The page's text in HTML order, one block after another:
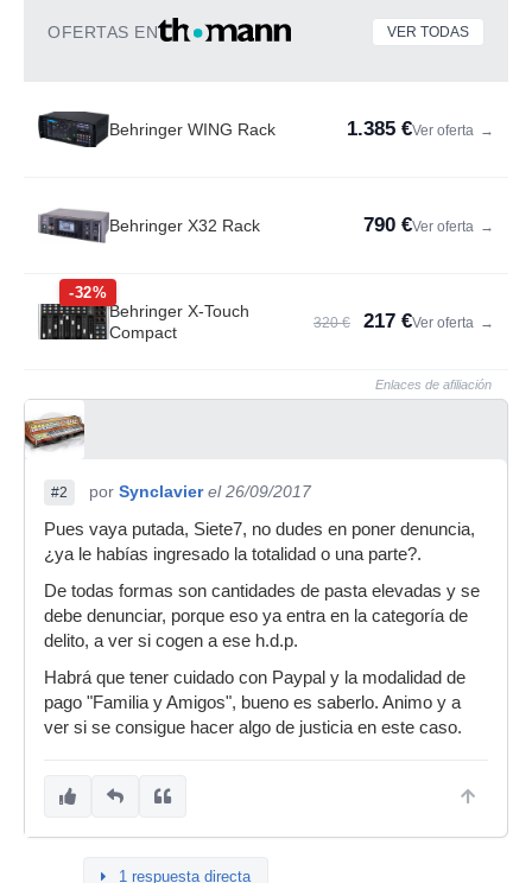
OFERTAS EN VER TODAS
Behringer WING Rack 1.385 €Ver oferta →
Behringer X32 Rack 790 €Ver oferta →
-32%
Behringer X-Touch
Compact
320 € 217 €Ver oferta →
Enlaces de afiliación
#2 por Synclavier el 26/09/2017
Pues vaya putada, Siete7, no dudes en poner denuncia,
¿ya le habías ingresado la totalidad o una parte?.
De todas formas son cantidades de pasta elevadas y se
debe denunciar, porque eso ya entra en la categoría de
delito, a ver si cogen a ese h.d.p.
Habrá que tener cuidado con Paypal y la modalidad de
pago "Familia y Amigos", bueno es saberlo. Animo y a
ver si se consigue hacer algo de justicia en este caso.
1 respuesta directa